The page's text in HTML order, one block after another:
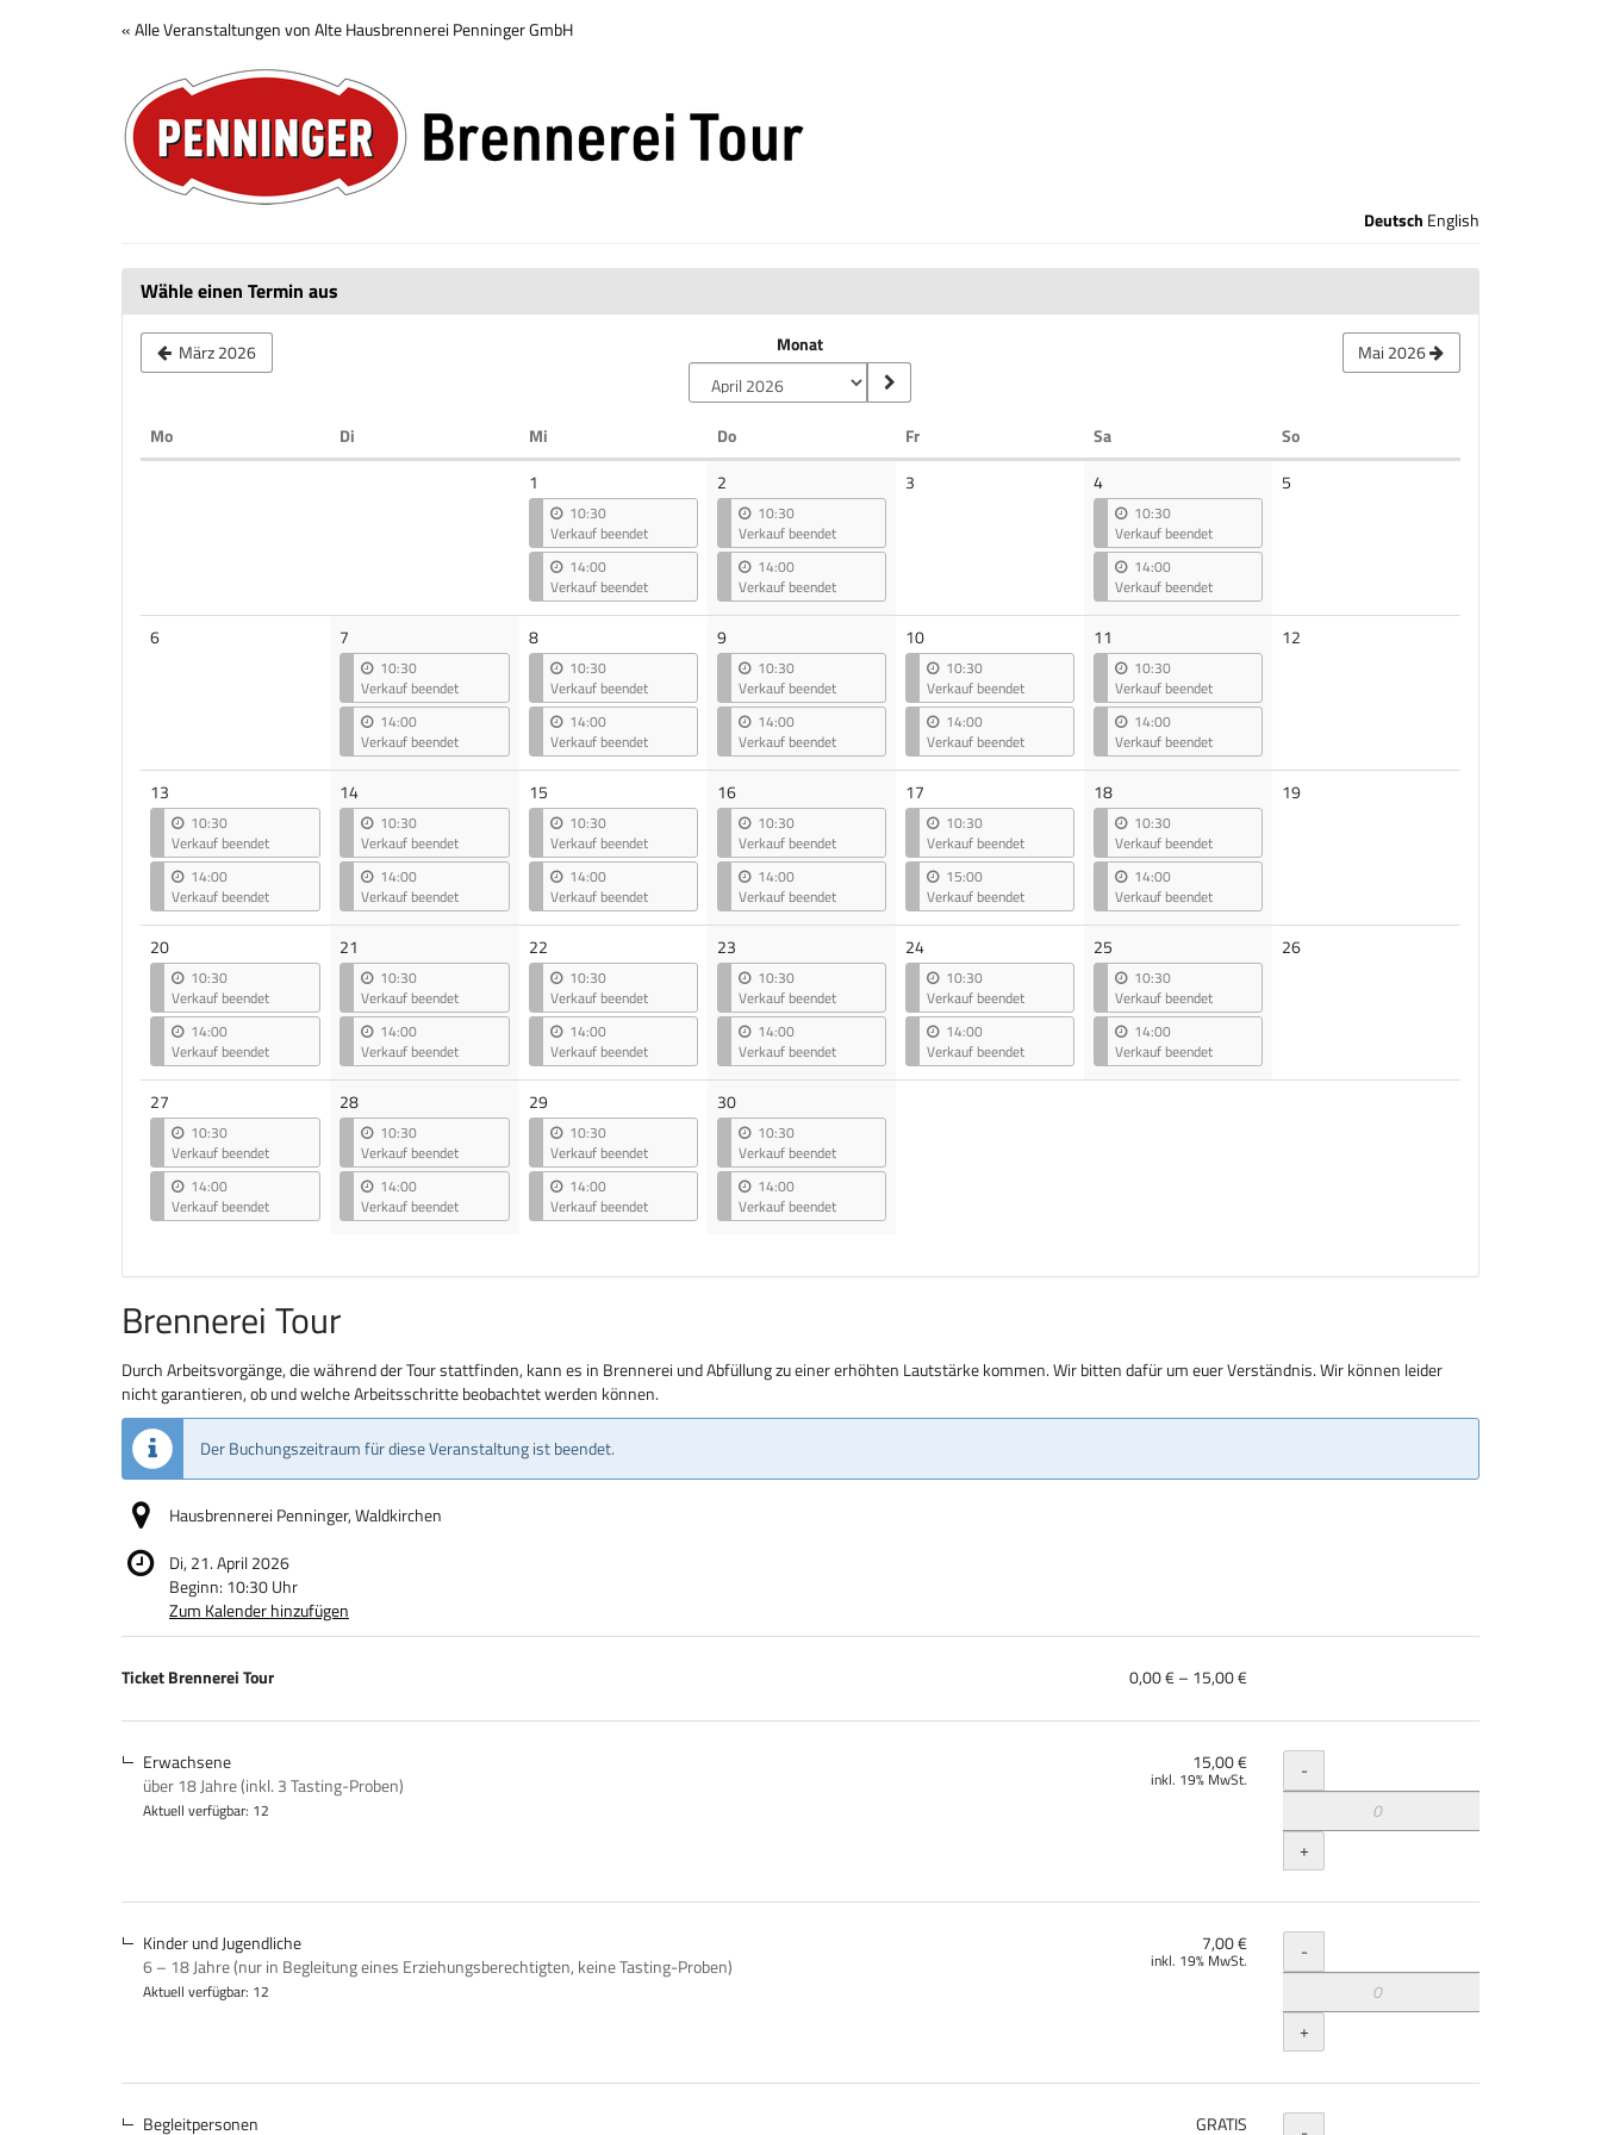
« Alle Veranstaltungen von Alte Hausbrennerei Penninger GmbH
Brennerei
Tour
Deutsch English
Wähle einen Termin aus
März 2026 Monat Mai 2026
MoMontag Di Mi DoDonnerstag FrFreitag SaSamstag SoSonntag
1
10:30
Verkauf beendet
14:00
Verkauf beendet
2
10:30
Verkauf beendet
14:00
Verkauf beendet
3 4
10:30
Verkauf beendet
14:00
Verkauf beendet
5
6Keine
7
10:30
Verkauf beendet
14:00
Verkauf beendet
8
10:30
Verkauf beendet
14:00
Verkauf beendet
9
10:30
Verkauf beendet
14:00
Verkauf beendet
10
10:30
Verkauf beendet
14:00
Verkauf beendet
11
10:30
Verkauf beendet
14:00
Verkauf beendet
12
13
10:30
Verkauf beendet
14:00
Verkauf beendet
14
10:30
Verkauf beendet
14:00
Verkauf beendet
15
10:30
Verkauf beendet
14:00
Verkauf beendet
16
10:30
Verkauf beendet
14:00
Verkauf beendet
17
10:30
Verkauf beendet
15:00
Verkauf beendet
18
10:30
Verkauf beendet
14:00
Verkauf beendet
19Keine
20
10:30
Verkauf beendet
14:00
Verkauf beendet
21
10:30
Verkauf beendet
14:00
Verkauf beendet
22
10:30
Verkauf beendet
14:00
Verkauf beendet
23
10:30
Verkauf beendet
14:00
Verkauf beendet
24
10:30
Verkauf beendet
14:00
Verkauf beendet
25
10:30
Verkauf beendet
14:00
Verkauf beendet
26Keine
27
10:30
Verkauf beendet
14:00
Verkauf beendet
28
10:30
Verkauf beendet
14:00
Verkauf beendet
29
10:30
Verkauf beendet
14:00
Verkauf beendet
30
10:30
Verkauf beendet
14:00
Verkauf beendet
Brennerei Tour
Durch Arbeitsvorgänge, die während der Tour stattfinden, kann es in Brennerei und Abfüllung zu einer erhöhten Lautstärke kommen. Wir bitten dafür um euer Verständnis. Wir können leider
nicht garantieren, ob und welche Arbeitsschritte beobachtet werden können.
Der Buchungszeitraum für diese Veranstaltung ist beendet.
Hausbrennerei Penninger, Waldkirchen
Di, 21. April 2026
Beginn: 10:30Uhr
Zum Kalender hinzufügen
Produkte
Produkte
Ticket Brennerei Tour
von
bis
0,00 € – 15,00 €
Erwachsene
über 18 Jahre (inkl. 3 Tasting-Proben)
Aktuell verfügbar: 12
15,00 €
inkl. 19% MwSt. Menge
-
+
Kinder und Jugendliche
6 – 18 Jahre (nur in Begleitung eines Erziehungsberechtigten, keine Tasting-Proben)
Aktuell verfügbar: 12
7,00 €
inkl. 19% MwSt. Menge
-
+
Begleitpersonen GRATIS